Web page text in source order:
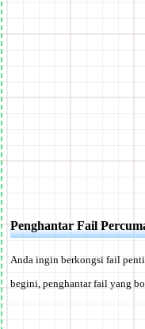
Penghantar Fail
Anda ingin berkongsi fail
begini, penghantar fail yang